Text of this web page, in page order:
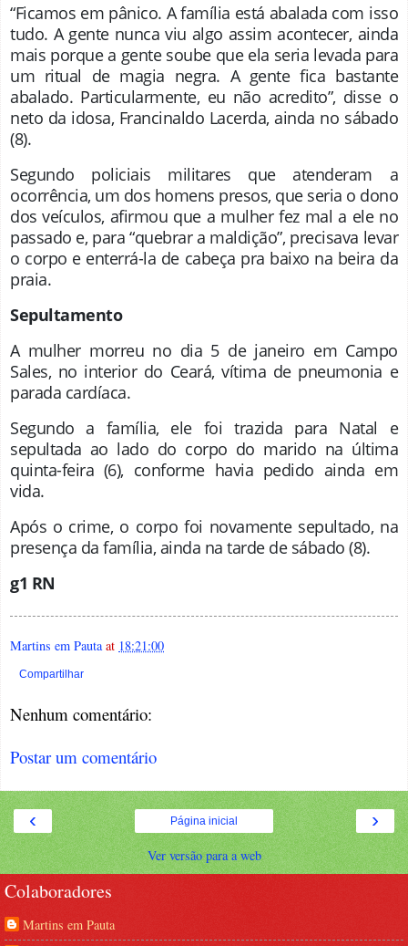
“Ficamos em pânico. A família está abalada com isso
tudo. A gente nunca viu algo assim acontecer, ainda
mais porque a gente soube que ela seria levada para
um ritual de magia negra. A gente fica bastante
abalado. Particularmente, eu não acredito”, disse o
neto da idosa, Francinaldo Lacerda, ainda no sábado
(8).
Segundo policiais militares que atenderam a
ocorrência, um dos homens presos, que seria o dono
dos veículos, afirmou que a mulher fez mal a ele no
passado e, para “quebrar a maldição”, precisava levar
o corpo e enterrá-la de cabeça pra baixo na beira da
praia.
Sepultamento
A mulher morreu no dia 5 de janeiro em Campo
Sales, no interior do Ceará, vítima de pneumonia e
parada cardíaca.
Segundo a família, ele foi trazida para Natal e
sepultada ao lado do corpo do marido na última
quinta-feira (6), conforme havia pedido ainda em
vida.
Após o crime, o corpo foi novamente sepultado, na
presença da família, ainda na tarde de sábado (8).
g1 RN
Martins em Pauta at 18:21:00
Compartilhar
Nenhum comentário:
Postar um comentário
‹ ›
Página inicial
Ver versão para a web
Colaboradores
Martins em Pauta